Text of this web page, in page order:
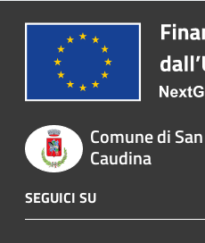
Comune di
Caudina
SEGUICI SU